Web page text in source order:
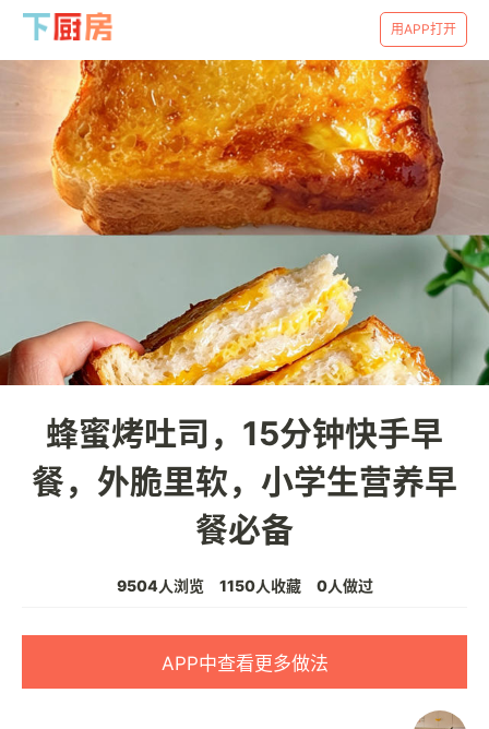
用APP打开
蜂蜜烤吐司，15分钟快手早
餐，外脆里软，小学生营养早
餐必备
9504人浏览 1150人收藏 0人做过
APP中查看更多做法